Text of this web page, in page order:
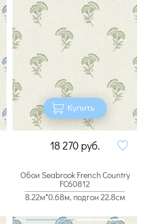
Купить
18 270 руб.
Обои Seabrook French Country
FC60812
8.22м*0.68м, подгон 22.8см